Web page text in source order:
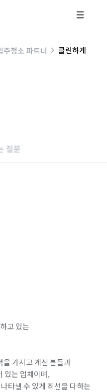
주청소 파트너 클린하게
질문
고 있는
을 가지고 계신 분들과
있는 업체이며,
타낼 수 있게 최선을 다하는